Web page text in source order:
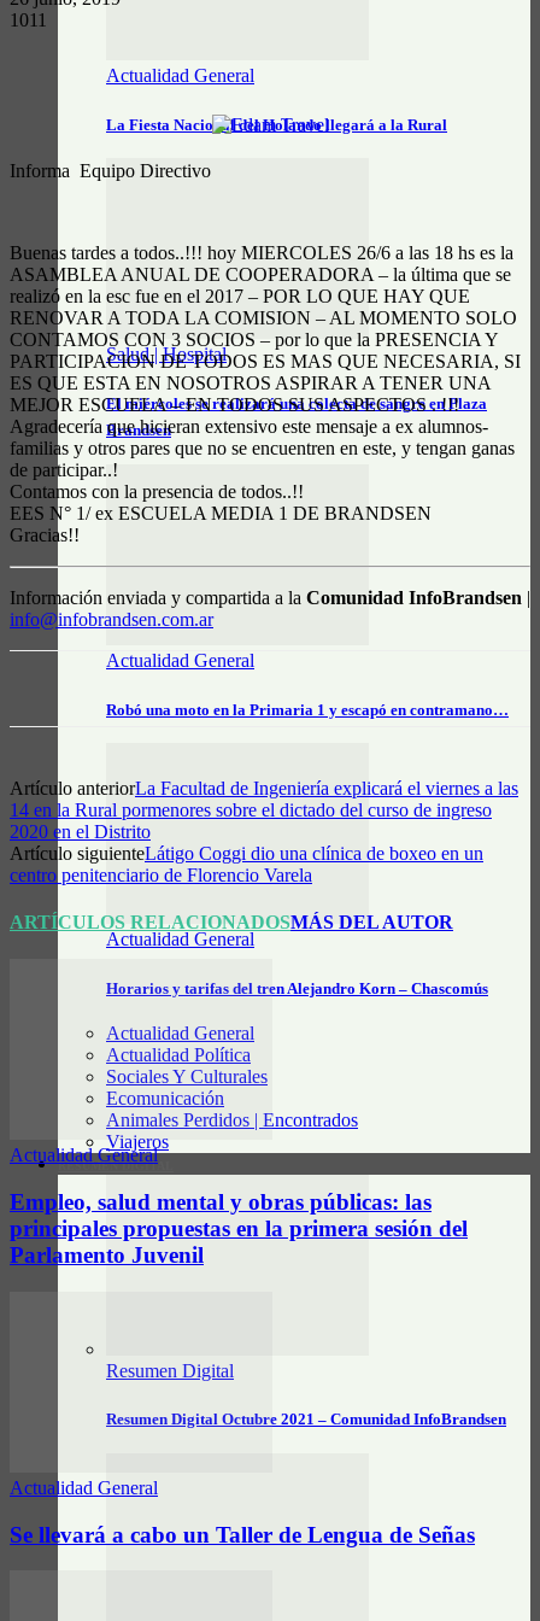
Actualidad General
La Fiesta Nacional del Holando llegará a la Rural
Salud | Hospital
El miércoles se realizará una colecta de sangre en Plaza
Brandsen
Actualidad General
Robó una moto en la Primaria 1 y escapó en contramano…
Actualidad General
Horarios y tarifas del tren Alejandro Korn – Chascomús
Actualidad General
Actualidad Política
Sociales Y Culturales
Ecomunicación
Animales Perdidos | Encontrados
Viajeros
RESUMEN DIGITAL
Resumen Digital
Resumen Digital Octubre 2021 – Comunidad InfoBrandsen
1011
Informa Equipo Directivo
Buenas tardes a todos..!!! hoy MIERCOLES 26/6 a las 18 hs es la
ASAMBLEA ANUAL DE COOPERADORA – la última que se
realizó en la esc fue en el 2017 – POR LO QUE HAY QUE
RENOVAR A TODA LA COMISION – AL MOMENTO SOLO
CONTAMOS CON 3 SOCIOS – por lo que la PRESENCIA Y
PARTICIPACION DE TODOS ES MAS QUE NECESARIA, SI
ES QUE ESTA EN NOSOTROS ASPIRAR A TENER UNA
MEJOR ESCUELA – EN TODOS SUS ASPECTOS . !!!
Agradecería que hicieran extensivo este mensaje a ex alumnos-
familias y otros pares que no se encuentren en este, y tengan ganas
de participar..!
Contamos con la presencia de todos..!!
EES N° 1/ ex ESCUELA MEDIA 1 DE BRANDSEN
Gracias!!
Información enviada y compartida a la Comunidad InfoBrandsen |
info@infobrandsen.com.ar
Artículo anteriorLa Facultad de Ingeniería explicará el viernes a las
14 en la Rural pormenores sobre el dictado del curso de ingreso
2020 en el Distrito
Artículo siguienteLátigo Coggi dio una clínica de boxeo en un
centro penitenciario de Florencio Varela
ARTÍCULOS RELACIONADOSMÁS DEL AUTOR
Actualidad General
Empleo, salud mental y obras públicas: las
principales propuestas en la primera sesión del
Parlamento Juvenil
Actualidad General
Se llevará a cabo un Taller de Lengua de Señas